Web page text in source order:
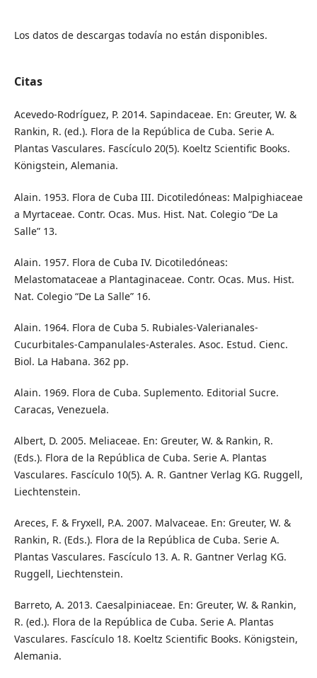
Los datos de descargas todavía no están disponibles.
Citas
Acevedo-Rodríguez, P. 2014. Sapindaceae. En: Greuter, W. &
Rankin, R. (ed.). Flora de la República de Cuba. Serie A.
Plantas Vasculares. Fascículo 20(5). Koeltz Scientific Books.
Königstein, Alemania.
Alain. 1953. Flora de Cuba III. Dicotiledóneas: Malpighiaceae
a Myrtaceae. Contr. Ocas. Mus. Hist. Nat. Colegio “De La
Salle” 13.
Alain. 1957. Flora de Cuba IV. Dicotiledóneas:
Melastomataceae a Plantaginaceae. Contr. Ocas. Mus. Hist.
Nat. Colegio “De La Salle” 16.
Alain. 1964. Flora de Cuba 5. Rubiales-Valerianales-
Cucurbitales-Campanulales-Asterales. Asoc. Estud. Cienc.
Biol. La Habana. 362 pp.
Alain. 1969. Flora de Cuba. Suplemento. Editorial Sucre.
Caracas, Venezuela.
Albert, D. 2005. Meliaceae. En: Greuter, W. & Rankin, R.
(Eds.). Flora de la República de Cuba. Serie A. Plantas
Vasculares. Fascículo 10(5). A. R. Gantner Verlag KG. Ruggell,
Liechtenstein.
Areces, F. & Fryxell, P.A. 2007. Malvaceae. En: Greuter, W. &
Rankin, R. (Eds.). Flora de la República de Cuba. Serie A.
Plantas Vasculares. Fascículo 13. A. R. Gantner Verlag KG.
Ruggell, Liechtenstein.
Barreto, A. 2013. Caesalpiniaceae. En: Greuter, W. & Rankin,
R. (ed.). Flora de la República de Cuba. Serie A. Plantas
Vasculares. Fascículo 18. Koeltz Scientific Books. Königstein,
Alemania.